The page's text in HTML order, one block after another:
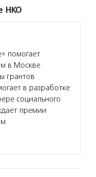
НКО
помогает
в Москве
грантов
в разработке
социального
премии